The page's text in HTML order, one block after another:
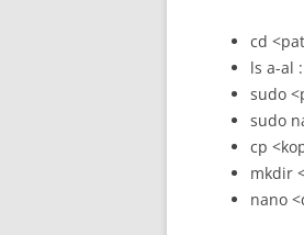
cd
ls a-al
sudo
sudo
cp
mkdir
nano